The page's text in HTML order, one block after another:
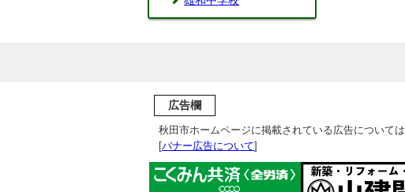
広告欄
秋田市ホームページに掲載されている広告について
[バナー広告について]